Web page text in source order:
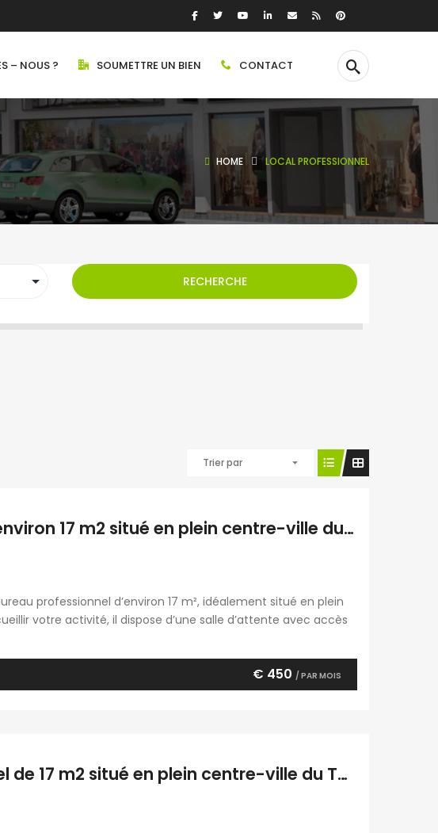
– NOUS ? SOUMETTRE UN BIEN CONTACT
HOME LOCAL PROFESSIONNEL
RECHERCHE
Trier par
À louer bureau professionnel d’environ 17 m2 situé en plein centre-ville du Tampon Réunion
professionnel d’environ 17 m², idéalement situé en plein
votre activité, il dispose d’une salle d’attente avec accès
€ 450 / PAR MOIS
Location d’un local professionnel de 17 m2 situé en plein centre-ville du Tampon, Réunion